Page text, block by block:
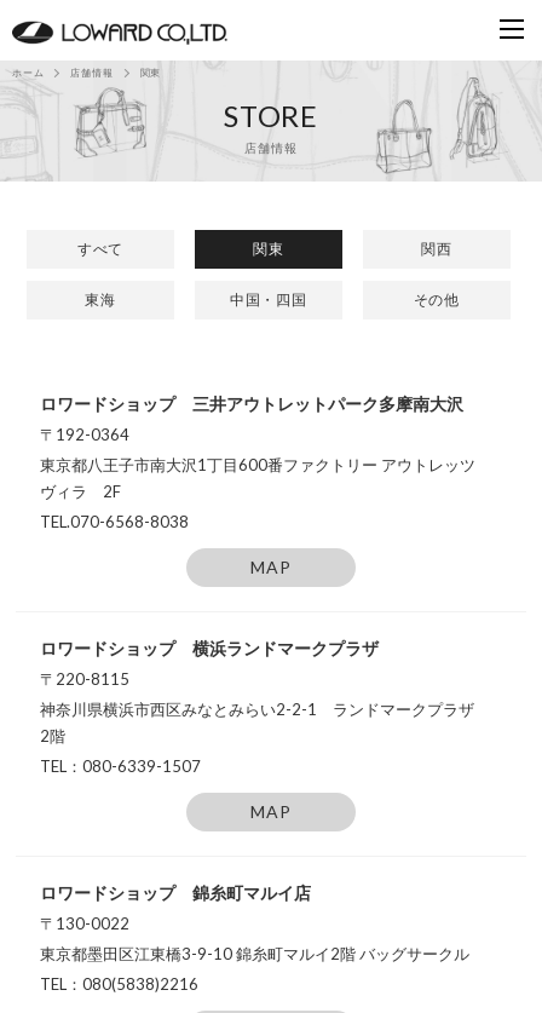
ホーム 店舗情報 関東
STORE
店舗情報
すべて 関東 関西
東海 中国・四国 その他
ロワードショップ 三井アウトレットパーク多摩南大沢
〒192-0364
東京都八王子市南大沢1丁目600番ファクトリー アウトレッツ
ヴィラ 2F
TEL.070-6568-8038
MAP
ロワードショップ 横浜ランドマークプラザ
〒220-8115
神奈川県横浜市西区みなとみらい2-2-1 ランドマークプラザ
2階
TEL：080-6339-1507
MAP
ロワードショップ 錦糸町マルイ店
〒130-0022
東京都墨田区江東橋3-9-10錦糸町マルイ2階 バッグサークル
TEL：080(5838)2216